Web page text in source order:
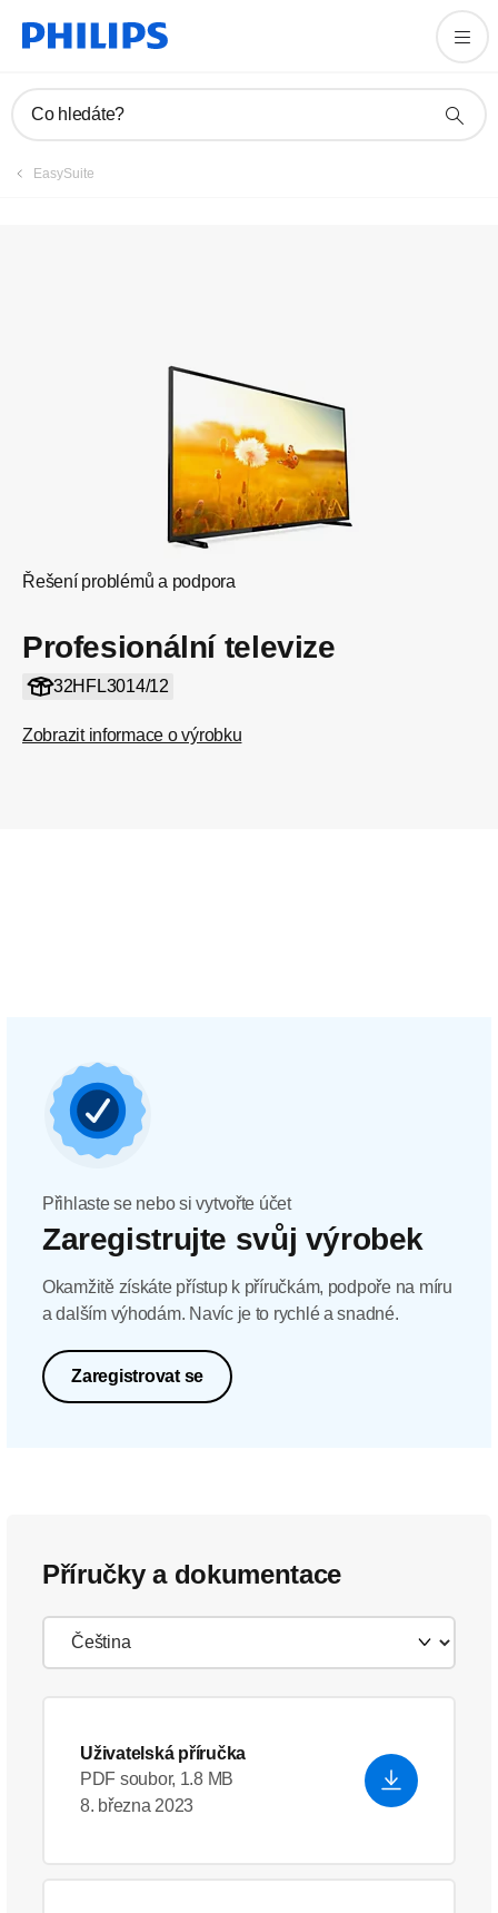
Co hledáte?
EasySuite
Řešení problémů a podpora
Profesionální televize
32HFL3014/12
Zobrazit informace o výrobku
Registrovat výrobek
Přihlaste se nebo si vytvořte účet
Zaregistrujte svůj výrobek
Okamžitě získáte přístup k příručkám, podpoře na míru
a dalším výhodám. Navíc je to rychlé a snadné.
Zaregistrovat se
Příručky a dokumentace
Uživatelská příručka
PDF soubor, 1.8 MB
8. března 2023